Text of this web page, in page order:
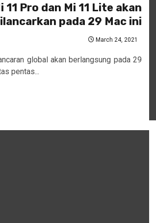
11 Pro dan Mi 11 Lite akan
pada 29 Mac ini
March 24, 2021
global akan berlangsung pada 29
pentas...